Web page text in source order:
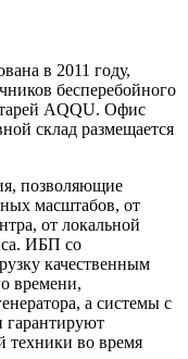
в 2011 году,
бесперебойного
AQQU. Офис
склад размещается
позволяющие
масштабов, от
от локальной
ИБП со
качественным
времени,
а системы с
гарантируют
техники во время